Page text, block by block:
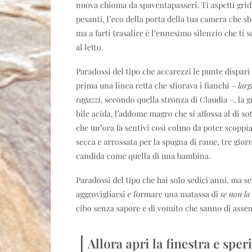
nuova chioma da spaventapasseri. Ti aspetti
pesanti, l’eco della porta della tua camera che
ma a farti trasalire è l’ennesimo silenzio che ti
al letto.
Paradossi del tipo che accarezzi le punte
prima una linea retta che sfiorava i fianchi –
ragazzi, secondo quella stronza di Claudia –, la
bile acida, l’addome magro che si affossa al di
che un’ora fa sentivi così colmo da poter
secca e arrossata per la spugna di rame, tre
candida come quella di una bambina.
Paradossi del tipo che hai solo sedici anni, ma
aggrovigliarsi e formare una matassa dise non
cibo senza sapore e di vomito che sanno di
Allora apri la finestra e